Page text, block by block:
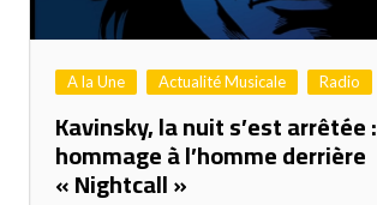
A la Une Actualité Musicale Radio
Kavinsky, la nuit s’est arrêtée :
hommage à l’homme derrière
« Nightcall »